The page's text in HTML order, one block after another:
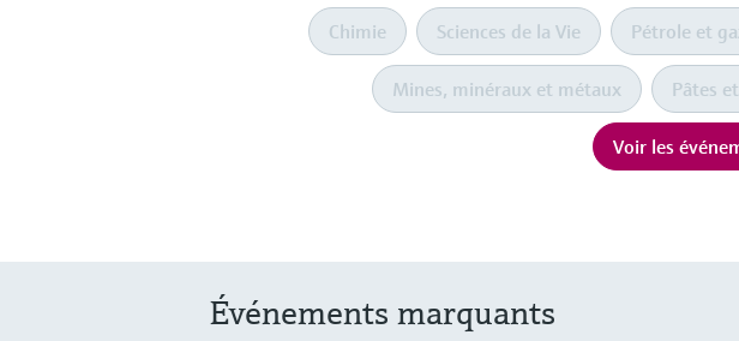
Chimie Sciences de la Vie Pétrole et
Mines, minéraux et métaux Pâtes
Voir les
Événements marquants